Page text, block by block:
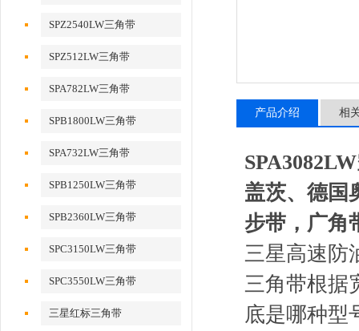
SPZ2540LW三角带
SPZ512LW三角带
SPA782LW三角带
SPB1800LW三角带
SPA732LW三角带
SPB1250LW三角带
SPB2360LW三角带
SPC3150LW三角带
SPC3550LW三角带
三星红标三角带
产品介绍 相
盖茨、德国
步带，广角
三星高速防
三角带根据
底是哪种型